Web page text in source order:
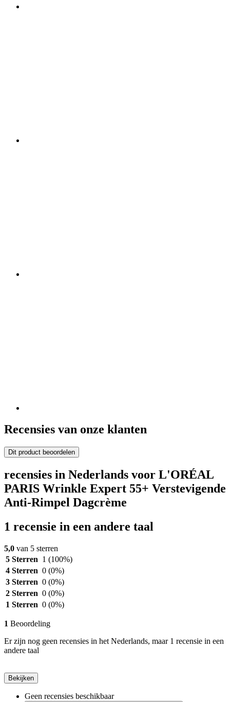
Recensies van onze klanten
Dit product beoordelen
recensies in Nederlands voor L'ORÉAL
PARIS Wrinkle Expert 55+ Verstevigende
Anti-Rimpel Dagcrème
1 recensie in een andere taal
5,0 van 5 sterren
5 Sterren 1 (100%)
4 Sterren 0 (0%)
3 Sterren 0 (0%)
2 Sterren 0 (0%)
1 Sterren 0 (0%)
1 Beoordeling
Er zijn nog geen recensies in het Nederlands, maar 1 recensie in een
andere taal
Bekijken
Geen recensies beschikbaar